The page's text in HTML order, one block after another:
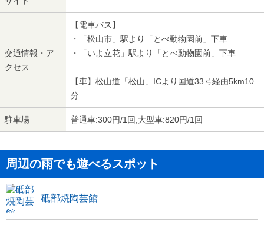
交通情報・ア
クセス
【電車バス】
・「松山市」駅より「とべ動物園前」下車
・「いよ立花」駅より「とべ動物園前」下車
【車】松山道「松山」ICより国道33号経由5km10
分
駐車場 普通車:300円/1回,大型車:820円/1回
周辺の雨でも遊べるスポット
砥部焼陶芸館